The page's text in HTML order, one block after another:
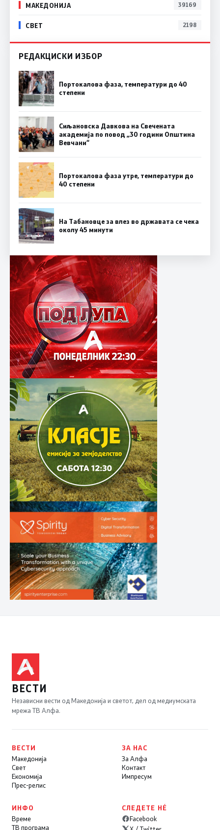
МАКЕДОНИЈА 39169
СВЕТ 2198
РЕДАКЦИСКИ ИЗБОР
Портокалова фаза, температури до 40
степени
Сиљановска Давкова на Свечената
академија по повод „30 години Општина
Вевчани“
Портокалова фаза утре, температури до
40 степени
На Табановце за влез во државата се чека
околу 45 минути
ВЕСТИ
Независни вести од Македонија и светот, дел од медиумската
мрежа ТВ Алфа.
ВЕСТИ
Македонија
Свет
Економија
Прес-релис
ЗА НАС
За Алфа
Контакт
Импресум
ИНФО
Време
ТВ програма
СЛЕДЕТЕ НÉ
Facebook